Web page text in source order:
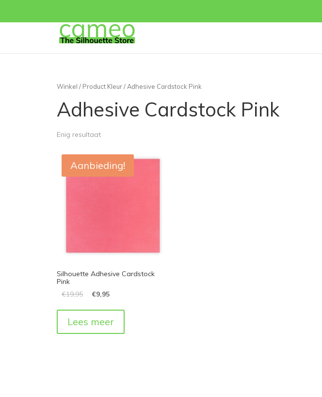
Winkel / Product Kleur / Adhesive Cardstock Pink
Adhesive Cardstock Pink
Enig resultaat
Aanbieding!
Silhouette Adhesive Cardstock
Pink
€19,95 €9,95
Lees meer